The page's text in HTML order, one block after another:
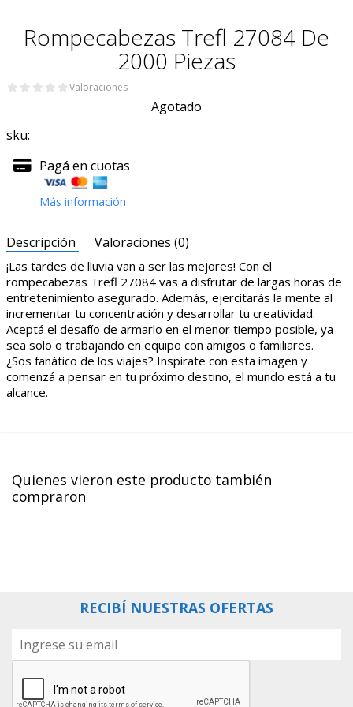
Rompecabezas Trefl 27084 De
2000 Piezas
Valoraciones
Agotado
sku:
Pagá en cuotas
Más información
Descripción Valoraciones (0)
¡Las tardes de lluvia van a ser las mejores! Con el
rompecabezas Trefl 27084 vas a disfrutar de largas horas de
entretenimiento asegurado. Además, ejercitarás la mente al
incrementar tu concentración y desarrollar tu creatividad.
Aceptá el desafío de armarlo en el menor tiempo posible, ya
sea solo o trabajando en equipo con amigos o familiares.
¿Sos fanático de los viajes? Inspirate con esta imagen y
comenzá a pensar en tu próximo destino, el mundo está a tu
alcance.
Quienes vieron este producto también
compraron
RECIBÍ NUESTRAS OFERTAS